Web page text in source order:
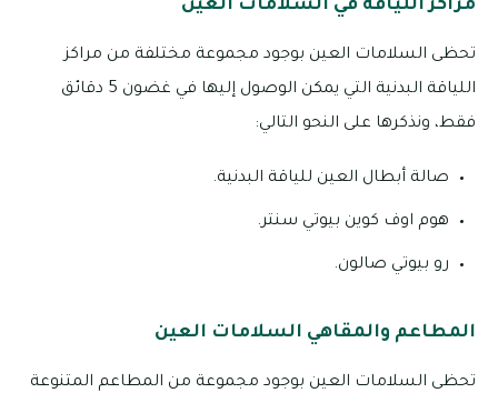
مراكز اللياقة في السلامات العين
تحظى السلامات العين بوجود مجموعة مختلفة من مراكز
اللياقة البدنية التي يمكن الوصول إليها في غضون 5 دقائق
فقط، ونذكرها على النحو التالي:
صالة أبطال العين للياقة البدنية.
هوم اوف كوين بيوتي سنتر.
رو بيوتي صالون.
المطاعم والمقاهي السلامات العين
تحظى السلامات العين بوجود مجموعة من المطاعم المتنوعة